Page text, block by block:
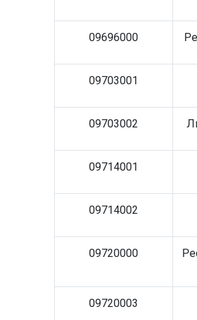
09696000
09703001
09703002
09714001
09714002
09720000
09720003